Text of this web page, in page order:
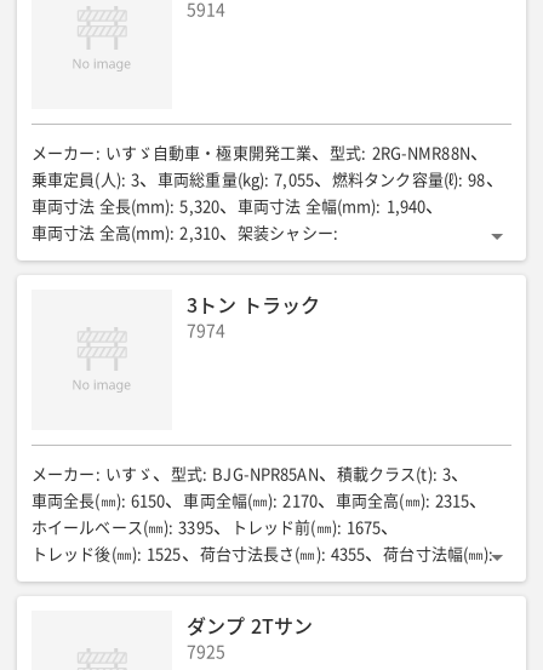
5914
メーカー : いすゞ自動車・極東開発工業 型式: 2RG-NMR88N
乗車定員(人): 3 車両総重量(kg): 7,055 燃料タンク容量(ℓ): 98
車両寸法 全長(mm): 5,320 車両寸法 全幅(mm): 1,940
車両寸法 全高(mm): 2,310 架装シャシー:
3tキャブオーバートラック
ボデー容積(㎥): 4.7 ホッパ容積(㎥):
3トン トラック
7974
メーカー : いすゞ 型式: BJG-NPR85AN 積載クラス(t): 3
車両全長(㎜): 6150 車両全幅(㎜): 2170 車両全高(㎜): 2315
ホイールベース(㎜): 3395 トレッド前(㎜): 1675
トレッド後(㎜): 1525 荷台寸法長さ(㎜): 4355 荷台寸法幅(㎜):
2070
荷台寸法高さ(㎜): 380 床面地上高(㎜): 965
最大積載量(㎏)
車両総重量(㎏) : 6230
ダンプ 2Tサン
7925